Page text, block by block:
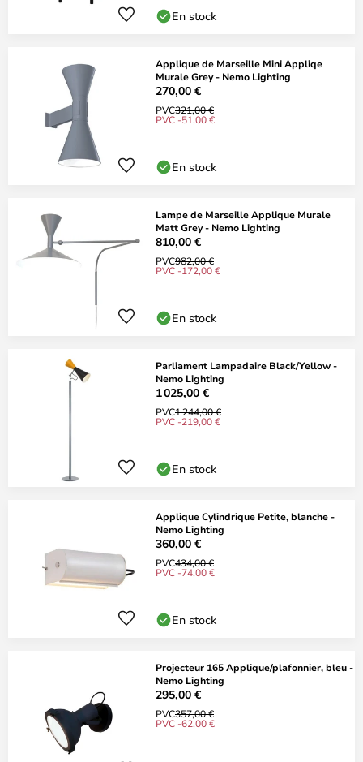
En stock
Applique de Marseille Mini Appliqe
Murale Grey - Nemo Lighting
270,00 €
PVC321,00 €
PVC -51,00 €
En stock
Lampe de Marseille Applique Murale
Matt Grey - Nemo Lighting
810,00 €
PVC982,00 €
PVC -172,00 €
En stock
Parliament Lampadaire Black/Yellow -
Nemo Lighting
1 025,00 €
PVC1 244,00 €
PVC -219,00 €
En stock
Applique Cylindrique Petite, blanche -
Nemo Lighting
360,00 €
PVC434,00 €
PVC -74,00 €
En stock
Projecteur 165 Applique/plafonnier, bleu -
Nemo Lighting
295,00 €
PVC357,00 €
PVC -62,00 €